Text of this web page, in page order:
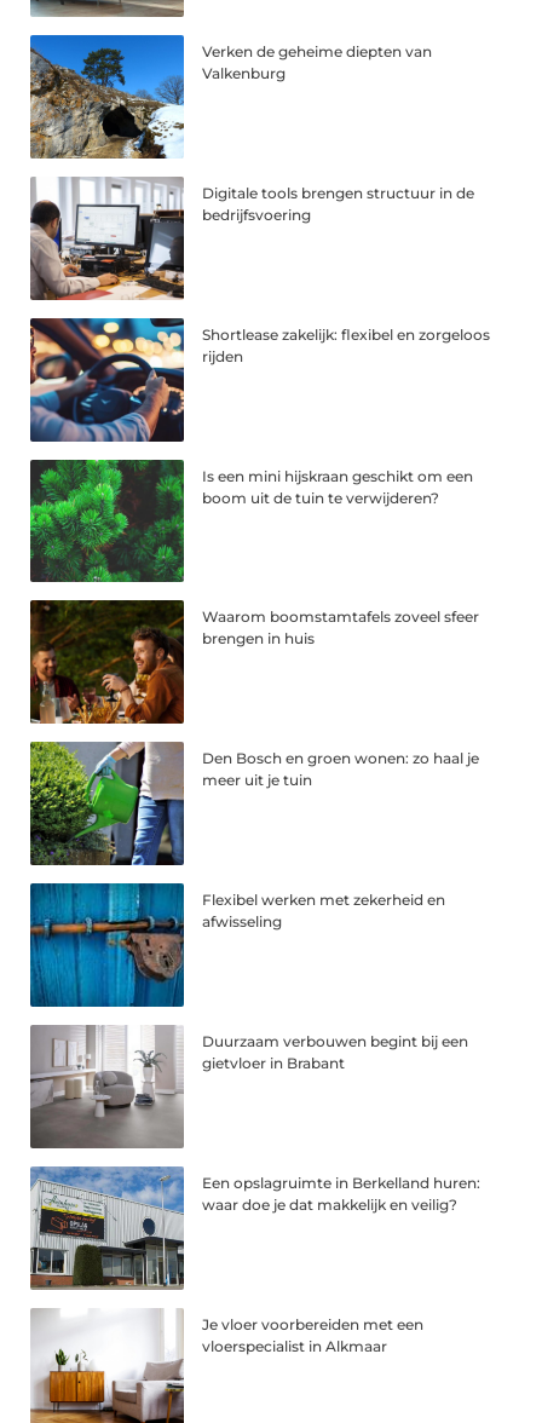
Verken de geheime diepten van
Valkenburg
Digitale tools brengen structuur in de
bedrijfsvoering
Shortlease zakelijk: flexibel en zorgeloos
rijden
Is een mini hijskraan geschikt om een
boom uit de tuin te verwijderen?
Waarom boomstamtafels zoveel sfeer
brengen in huis
Den Bosch en groen wonen: zo haal je
meer uit je tuin
Flexibel werken met zekerheid en
afwisseling
Duurzaam verbouwen begint bij een
gietvloer in Brabant
Een opslagruimte in Berkelland huren:
waar doe je dat makkelijk en veilig?
Je vloer voorbereiden met een
vloerspecialist in Alkmaar